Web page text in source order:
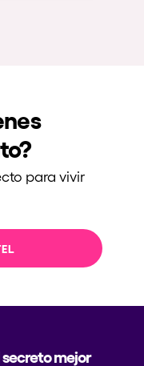
para vivir
secreto mejor